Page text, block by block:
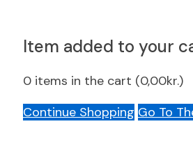
Item added to your
0 items in the cart (0,00kr.)
Continue Shopping Go To